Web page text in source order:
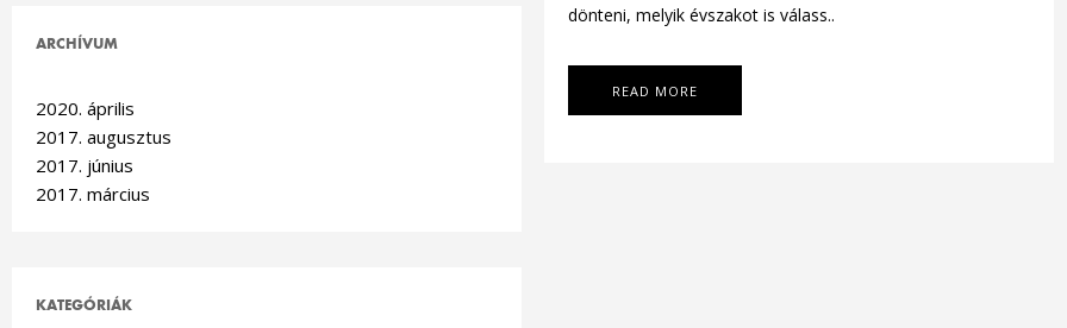
ARCHÍVUM
2020. április
2017. augusztus
2017. június
2017. március
KATEGÓRIÁK
dönteni, melyik évszakot is válass..
READ MORE